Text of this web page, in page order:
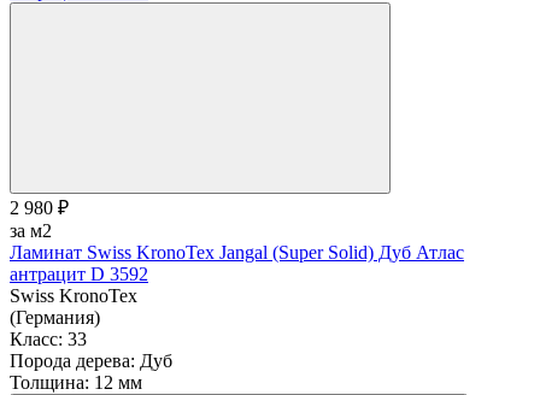
2 980 ₽
за м2
Ламинат Swiss KronoTex Jangal (Super Solid) Дуб Атлас
антрацит D 3592
Swiss KronoTex
(Германия)
Класс: 33
Порода дерева: Дуб
Толщина: 12 мм